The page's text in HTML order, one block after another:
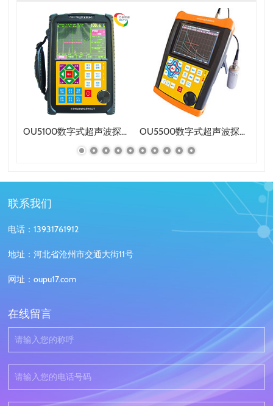
OU5100数字式超声波探伤仪 OU5500数字式超声波探伤仪
联系我们
电话：13931761912
地址：河北省沧州市交通大街11号
网址：oupu17.com
在线留言